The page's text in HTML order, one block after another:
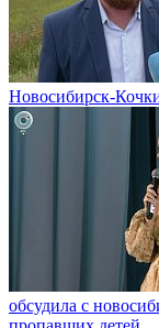
Новосибирск-
обсудила с